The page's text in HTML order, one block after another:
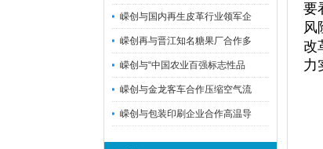
嵘创与国内再生皮革行业领军企
嵘创再与晋江知名糖果厂合作多
嵘创与“中国农业百强标志性品
嵘创与金龙客车合作压缩空气流
嵘创与包装印刷企业合作高温导
要
风
改
力